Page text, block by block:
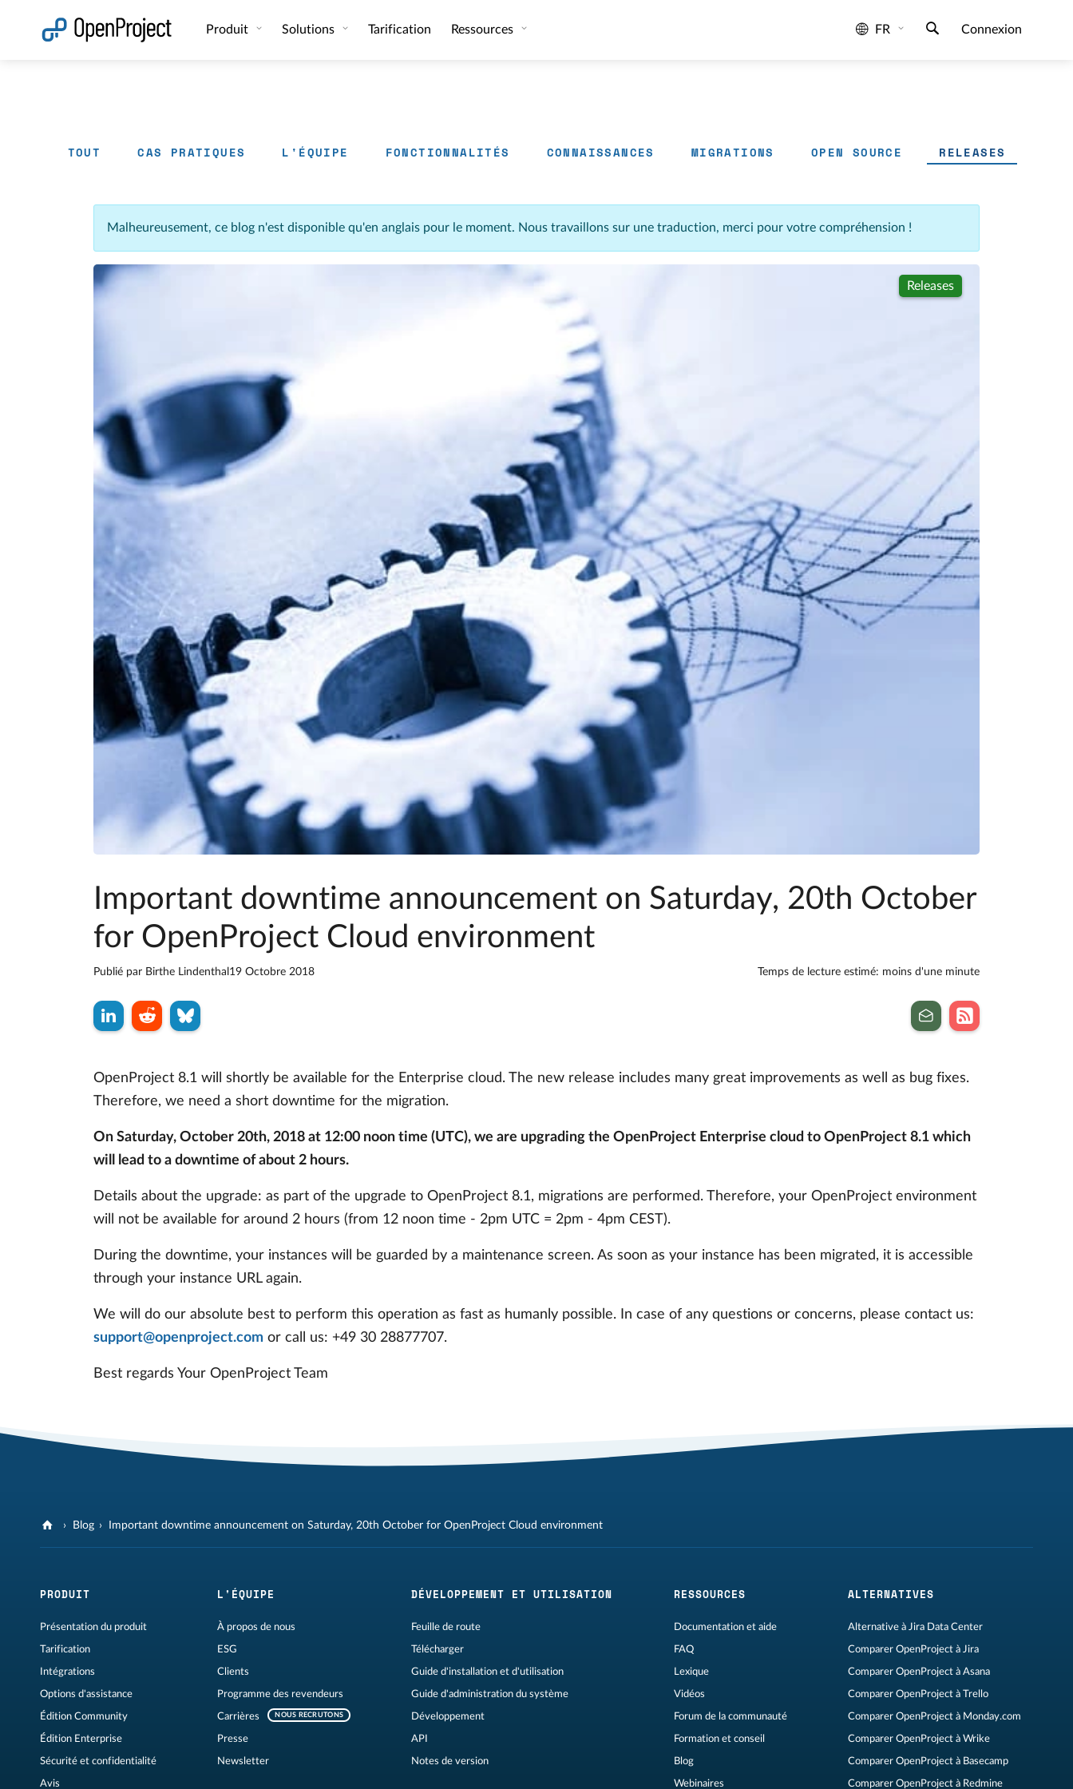
Produit Solutions Tarification Ressources FR Connexion
TOUT CAS PRATIQUES L'ÉQUIPE FONCTIONNALITÉS CONNAISSANCES MIGRATIONS OPEN SOURCE RELEASES
Malheureusement, ce blog n'est disponible qu'en anglais pour le moment. Nous travaillons sur une traduction, merci pour votre compréhension !
Releases
Important downtime announcement on Saturday, 20th October
for OpenProject Cloud environment
Publié par Birthe Lindenthal 19 Octobre 2018 Temps de lecture estimé: moins d'une minute
OpenProject 8.1 will shortly be available for the Enterprise cloud. The new release includes many great improvements as well as bug fixes.
Therefore, we need a short downtime for the migration.
On Saturday, October 20th, 2018 at 12:00 noon time (UTC), we are upgrading the OpenProject Enterprise cloud to OpenProject 8.1 which
will lead to a downtime of about 2 hours.
Details about the upgrade: as part of the upgrade to OpenProject 8.1, migrations are performed. Therefore, your OpenProject environment
will not be available for around 2 hours (from 12 noon time - 2pm UTC = 2pm - 4pm CEST).
During the downtime, your instances will be guarded by a maintenance screen. As soon as your instance has been migrated, it is accessible
through your instance URL again.
We will do our absolute best to perform this operation as fast as humanly possible. In case of any questions or concerns, please contact us:
support@openproject.com or call us: +49 30 28877707.
Best regards Your OpenProject Team
Blog Important downtime announcement on Saturday, 20th October for OpenProject Cloud environment
PRODUIT
Présentation du produit
Tarification
Intégrations
Options d'assistance
Édition Community
Édition Enterprise
Sécurité et confidentialité
Avis
L'ÉQUIPE
À propos de nous
ESG
Clients
Programme des revendeurs
Carrières NOUS RECRUTONS
Presse
Newsletter
DÉVELOPPEMENT ET UTILISATION
Feuille de route
Télécharger
Guide d'installation et d'utilisation
Guide d'administration du système
Développement
API
Notes de version
RESSOURCES
Documentation et aide
FAQ
Lexique
Vidéos
Forum de la communauté
Formation et conseil
Blog
Webinaires
ALTERNATIVES
Alternative à Jira Data Center
Comparer OpenProject à Jira
Comparer OpenProject à Asana
Comparer OpenProject à Trello
Comparer OpenProject à Monday.com
Comparer OpenProject à Wrike
Comparer OpenProject à Basecamp
Comparer OpenProject à Redmine